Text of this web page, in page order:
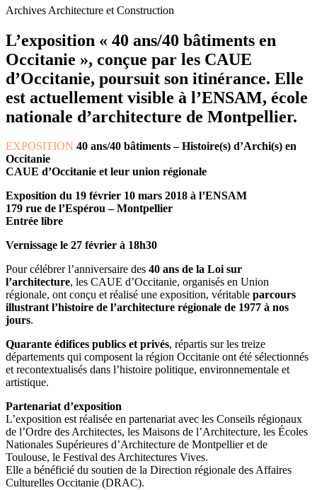
Archives Architecture et Construction
L’exposition « 40 ans/40 bâtiments en
Occitanie », conçue par les CAUE
d’Occitanie, poursuit son itinérance. Elle
est actuellement visible à l’ENSAM, école
nationale d’architecture de Montpellier.
EXPOSITION 40 ans/40 bâtiments – Histoire(s) d’Archi(s) en
Occitanie
CAUE d’Occitanie et leur union régionale
Exposition du 19 février 10 mars 2018 à l’ENSAM
179 rue de l’Espérou – Montpellier
Entrée libre
Vernissage le 27 février à 18h30
Pour célébrer l’anniversaire des 40 ans de la Loi sur
l’architecture, les CAUE d’Occitanie, organisés en Union
régionale, ont conçu et réalisé une exposition, véritable parcours
illustrant l’histoire de l’architecture régionale de 1977 à nos
jours.
Quarante édifices publics et privés, répartis sur les treize
départements qui composent la région Occitanie ont été sélectionnés
et recontextualisés dans l’histoire politique, environnementale et
artistique.
Partenariat d’exposition
L’exposition est réalisée en partenariat avec les Conseils régionaux
de l’Ordre des Architectes, les Maisons de l’Architecture, les Écoles
Nationales Supérieures d’Architecture de Montpellier et de
Toulouse, le Festival des Architectures Vives.
Elle a bénéficié du soutien de la Direction régionale des Affaires
Culturelles Occitanie (DRAC).